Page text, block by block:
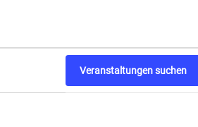
Veranstaltungen suchen